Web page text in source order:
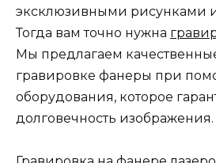
эксклюзивными рисунками
Тогда вам точно нужна
Мы предлагаем
гравировке фанеры при
оборудования, которое
долговечность изображения.